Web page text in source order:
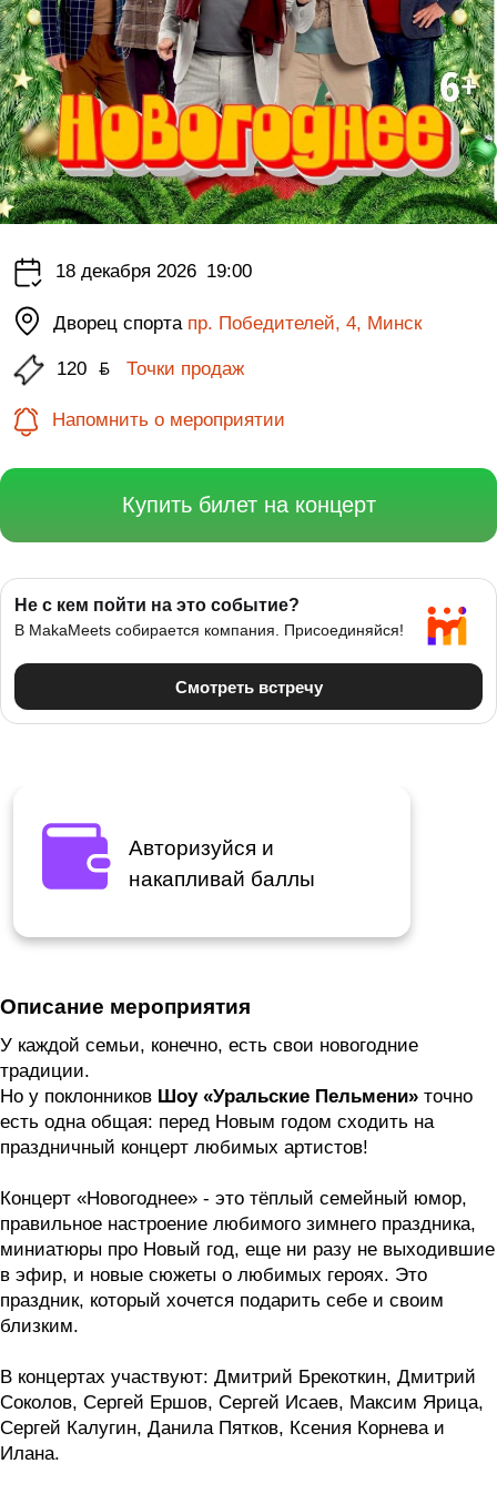
18 декабря 2026 19:00
Дворец спорта пр. Победителей, 4, Минск
120 ƃ Точки продаж
Напомнить о мероприятии
Купить билет на концерт
Авторизуйся и
накапливай баллы
Описание мероприятия
У каждой семьи, конечно, есть свои новогодние
традиции.
Но у поклонников Шоу «Уральские Пельмени» точно
есть одна общая: перед Новым годом сходить на
праздничный концерт любимых артистов!
Концерт «Новогоднее» - это тёплый семейный юмор,
правильное настроение любимого зимнего праздника,
миниатюры про Новый год, еще ни разу не выходившие
в эфир, и новые сюжеты о любимых героях. Это
праздник, который хочется подарить себе и своим
близким.
В концертах участвуют: Дмитрий Брекоткин, Дмитрий
Соколов, Сергей Ершов, Сергей Исаев, Максим Ярица,
Сергей Калугин, Данила Пятков, Ксения Корнева и
Илана.